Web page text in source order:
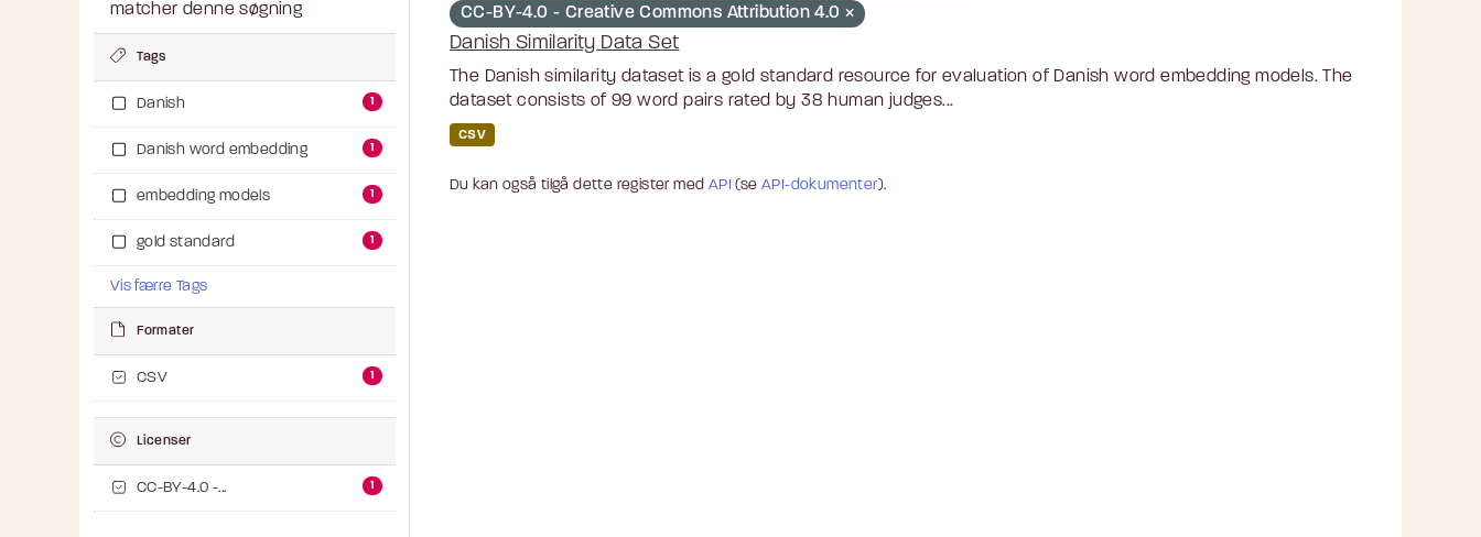
matcher denne søgning
Tags
Danish 1
Danish word embedding 1
embedding models 1
gold standard 1
Vis færre Tags
Formater
CSV 1
Licenser
CC-BY-4.0 -... 1
CC-BY-4.0 - Creative Commons Attribution 4.0
Danish Similarity Data Set
The Danish similarity dataset is a gold standard resource for evaluation of Danish word embedding models. The
dataset consists of 99 word pairs rated by 38 human judges...
CSV
Du kan også tilgå dette register med API (seAPI-dokumenter).